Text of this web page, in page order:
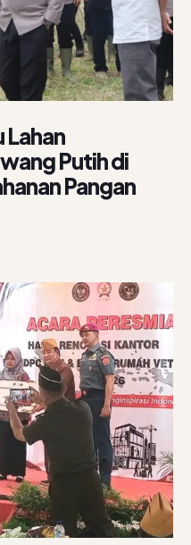
Lahan
Putih di
Pangan